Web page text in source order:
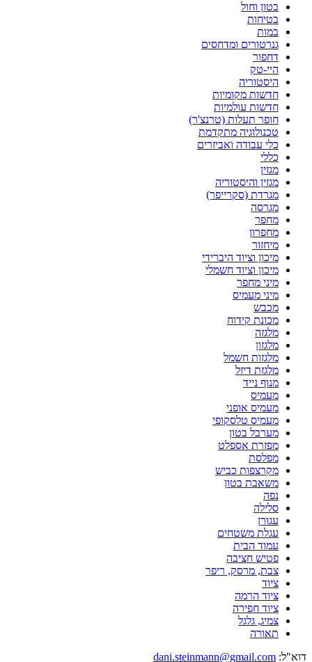
בטון וחול
בטיחות
במות
גנרטורים ומדחסים
דחפור
היי-טק
היסטוריה
חדשות מקומיות
חדשות עולמיות
חופר תעלות (טרנצ'ר)
טכנולוגיה מתקדמת
כלי עבודה ואביזרים
כללי
מגזין
מגזין והיסטוריה
מגרדת (סקרייפר)
מגרסה
מחפר
מחפרון
מיחזור
מיכון וציוד היברידי
מיכון וציוד חשמלי
מיני מחפר
מיני מעמיס
מכבש
מכונת קידוח
מלגזה
מלגזון
מלגזות חשמל
מלגזת דיזל
מנוף נייד
מעמיס
מעמיס אופני
מעמיס טלסקופי
מערבל בטון
מפזרת אספלט
מפלסת
מקרצפות כביש
משאבת בטון
נפה
סלילה
עגורן
עגלת משטחים
עמוד הבית
פטיש חציבה
צבת, מרסק, ריפר
ציוד
ציוד הרמה
ציוד חפירה
צמיג, גלגל
תאורה
דוא"ל: dani.steinmann@gmail.com